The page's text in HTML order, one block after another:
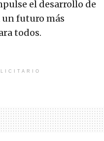
el desarrollo de
un futuro más
todos.